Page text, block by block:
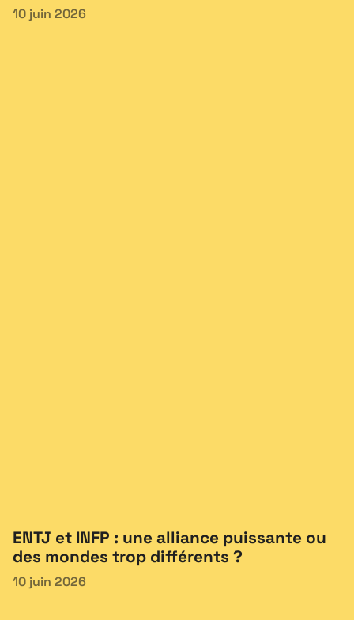
10 juin 2026
ENTJ et INFP : une alliance puissante ou
des mondes trop différents ?
10 juin 2026